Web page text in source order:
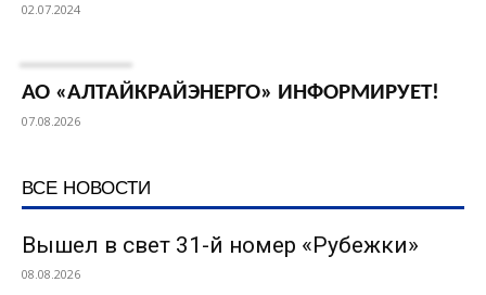
02.07.2024
АО «АЛТАЙКРАЙЭНЕРГО» ИНФОРМИРУЕТ!
07.08.2026
ВСЕ НОВОСТИ
Вышел в свет 31-й номер «Рубежки»
08.08.2026